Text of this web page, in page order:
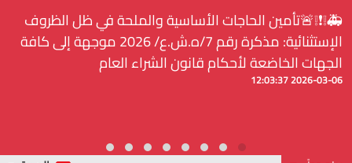
🚑❕❗❕🚨تأمين الحاجات الأساسية والملحة في ظل الظروف
الإستثنائية: مذكرة رقم 7/ه.ش.ع/ 2026 موجهة إلى كافة
الجهات الخاضعة لأحكام قانون الشراء العام
2026-03-06 12:03:37